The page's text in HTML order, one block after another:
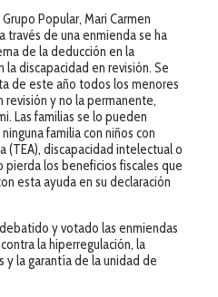
Popular, Mari Carmen
través de una enmienda se ha
de la deducción en la
discapacidad en revisión. Se
de este año todos los menores
y no la permanente,
Las familias se lo pueden
familia con niños con
(TEA), discapacidad intelectual o
los beneficios fiscales que
esta ayuda en su declaración
y votado las enmiendas
la hiperregulación, la
la garantía de la unidad de